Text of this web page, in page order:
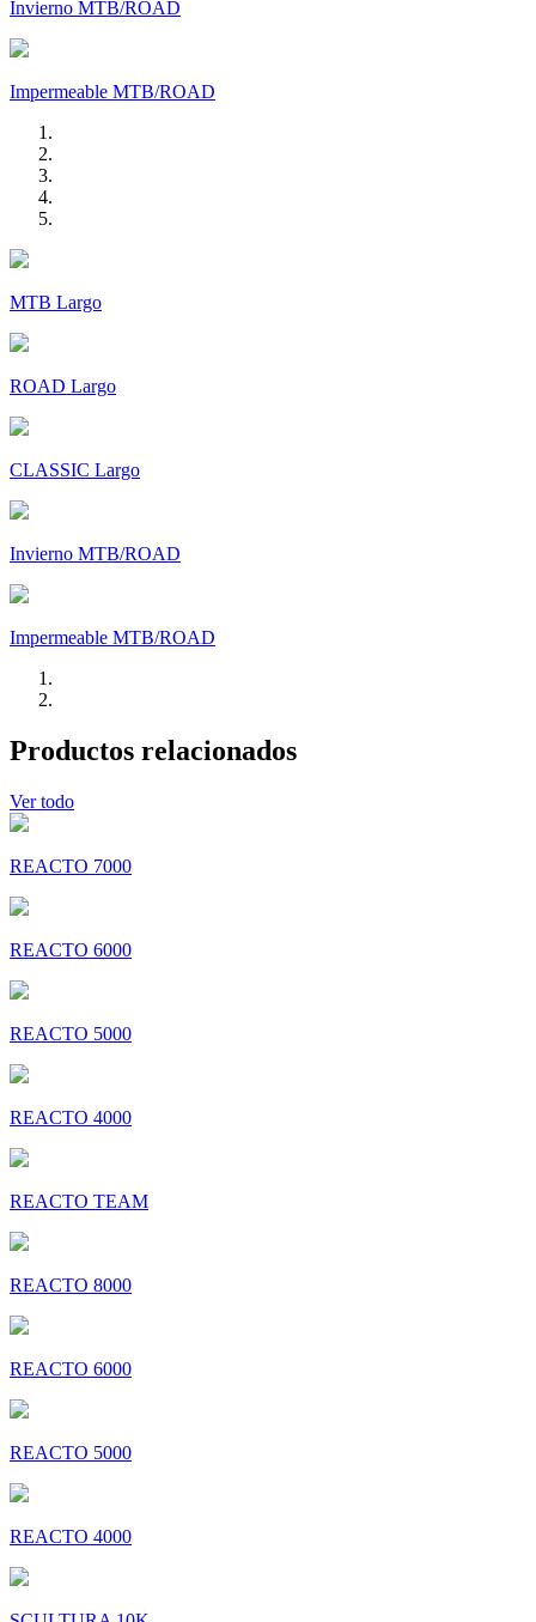
Invierno MTB/ROAD
Impermeable MTB/ROAD
MTB Largo
ROAD Largo
CLASSIC Largo
Invierno MTB/ROAD
Impermeable MTB/ROAD
Productos relacionados
Ver todo
REACTO 7000
REACTO 6000
REACTO 5000
REACTO 4000
REACTO TEAM
REACTO 8000
REACTO 6000
REACTO 5000
REACTO 4000